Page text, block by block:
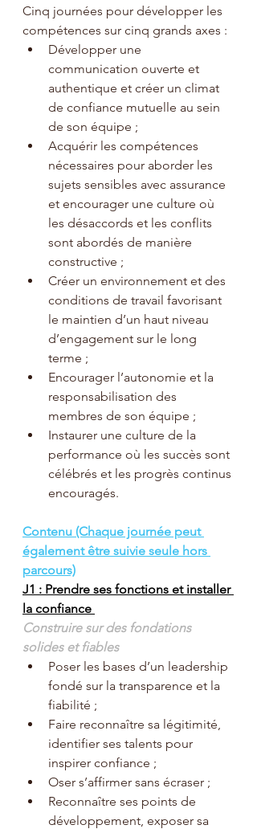
Cinq journées pour développer les
compétences sur cinq grands axes :
Développer une
communication ouverte et
authentique et créer un climat
de confiance mutuelle au sein
de son équipe ;
Acquérir les compétences
nécessaires pour aborder les
sujets sensibles avec assurance
et encourager une culture où
les désaccords et les conflits
sont abordés de manière
constructive ;
Créer un environnement et des
conditions de travail favorisant
le maintien d’un haut niveau
d’engagement sur le long
terme ;
Encourager l’autonomie et la
responsabilisation des
membres de son équipe ;
Instaurer une culture de la
performance où les succès sont
célébrés et les progrès continus
encouragés.
Contenu (Chaque journée peut
également être suivie seule hors
parcours)
J1 : Prendre ses fonctions et installer
la confiance
Construire sur des fondations
solides et fiables
Poser les bases d’un leadership
fondé sur la transparence et la
fiabilité ;
Faire reconnaître sa légitimité,
identifier ses talents pour
inspirer confiance ;
Oser s’affirmer sans écraser ;
Reconnaître ses points de
développement, exposer sa